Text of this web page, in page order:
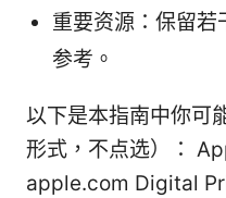
重要资源：保留若
参考。
以下是本指南中你可
形式，不点选）：
apple.com Digital